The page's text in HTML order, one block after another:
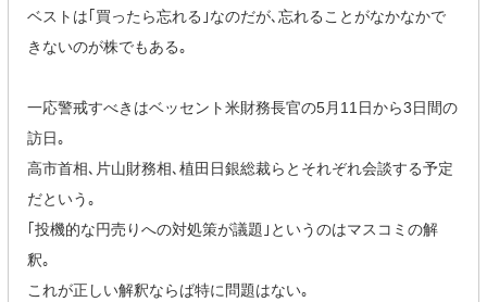
ベストは｢買ったら忘れる｣なのだが､忘れることがなかなかで
きないのが株でもある｡
一応警戒すべきはベッセント米財務長官の5月11日から3日間の
訪日｡
高市首相､片山財務相､植田日銀総裁らとそれぞれ会談する予定
だという｡
｢投機的な円売りへの対処策が議題｣というのはマスコミの解
釈｡
これが正しい解釈ならば特に問題はない｡